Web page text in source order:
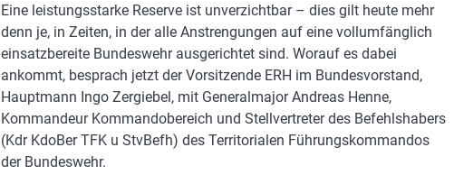
Eine leistungsstarke Reserve ist unverzichtbar – dies gilt heute mehr
denn je, in Zeiten, in der alle Anstrengungen auf eine vollumfänglich
einsatzbereite Bundeswehr ausgerichtet sind. Worauf es dabei
ankommt, besprach jetzt der Vorsitzende ERH im Bundesvorstand,
Hauptmann Ingo Zergiebel, mit Generalmajor Andreas Henne,
Kommandeur Kommandobereich und Stellvertreter des Befehlshabers
(Kdr KdoBer TFK u StvBefh) des Territorialen Führungskommandos
der Bundeswehr.